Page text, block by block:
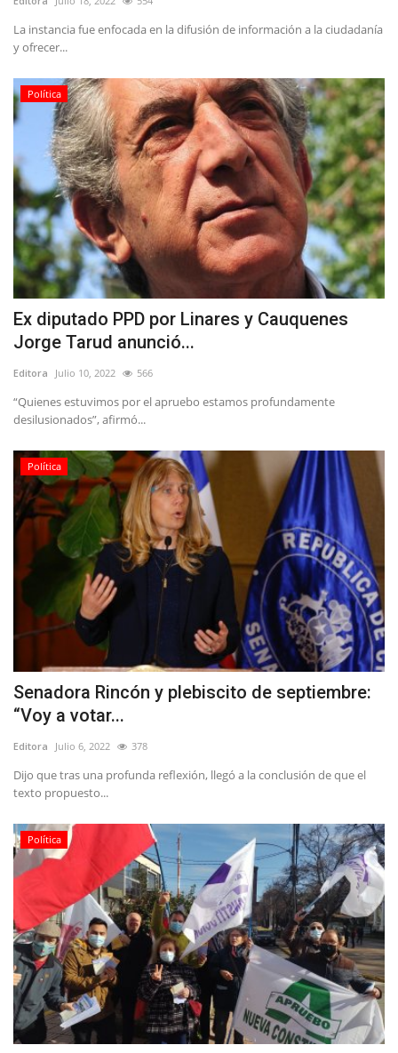
La instancia fue enfocada en la difusión de información a la ciudadanía
y ofrecer...
Política
Ex diputado PPD por Linares y Cauquenes
Jorge Tarud anunció...
Editora Julio 10, 2022 566
“Quienes estuvimos por el apruebo estamos profundamente
desilusionados”, afirmó...
Política
Senadora Rincón y plebiscito de septiembre:
“Voy a votar...
Editora Julio 6, 2022 378
Dijo que tras una profunda reflexión, llegó a la conclusión de que el
texto propuesto...
Política